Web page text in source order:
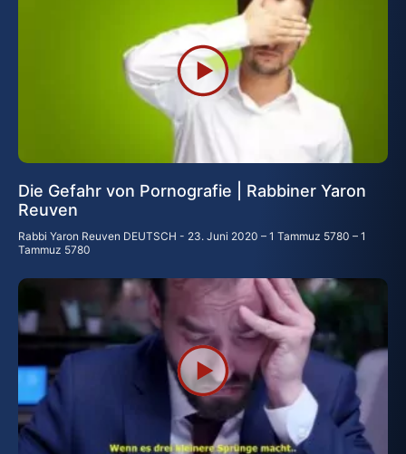
Die Gefahr von Pornografie | Rabbiner Yaron
Reuven
Rabbi Yaron Reuven DEUTSCH
23. Juni 2020 – 1 Tammuz 5780 – 1
Tammuz 5780